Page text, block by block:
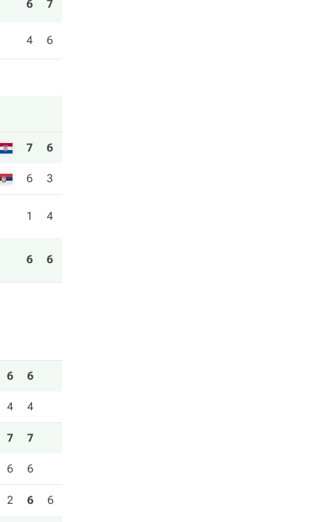
6 7
4 6
7 6
6 3
1 4
6 6
6 6
4 4
7 7
6 6
2 6 6